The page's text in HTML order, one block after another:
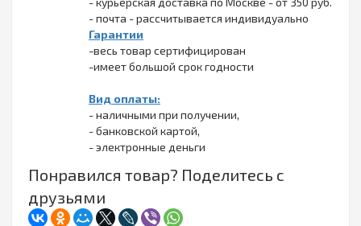
- почта - рассчитывается индивидуально
Гарантии
-весь товар сертифицирован
-имеет большой срок годности
Вид оплаты:
- наличными при получении,
- банковской картой,
- электронные деньги
Понравился товар? Поделитесь с
друзьями